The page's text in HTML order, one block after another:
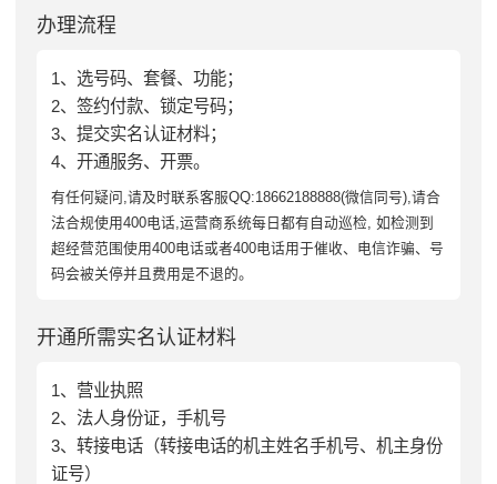
办理流程
1、选号码、套餐、功能；
2、签约付款、锁定号码；
3、提交实名认证材料；
4、开通服务、开票。
有任何疑问,请及时联系客服QQ:18662188888(微信同号),请合
法合规使用400电话,运营商系统每日都有自动巡检, 如检测到
超经营范围使用400电话或者400电话用于催收、电信诈骗、号
码会被关停并且费用是不退的。
开通所需实名认证材料
1、营业执照
2、法人身份证，手机号
3、转接电话（转接电话的机主姓名手机号、机主身份
证号）